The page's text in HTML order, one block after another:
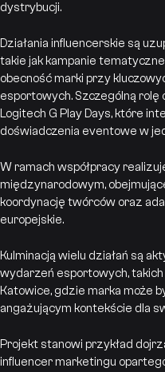
dystrybucji.
Działania influencerskie są
takie jak kampanie
obecność marki przy
esportowych. Szczególną
Logitech G Play Days, które
doświadczenia eventowe w
W ramach współpracy
międzynarodowym,
koordynację twórców oraz
europejskie.
Kulminacją wielu działań są
wydarzeń esportowych,
Katowice, gdzie marka może
angażującym kontekście dla
Projekt stanowi przykład
influencer marketingu